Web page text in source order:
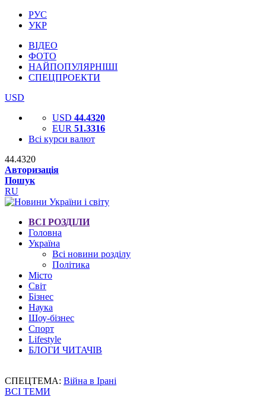
РУС
УКР
ВІДЕО
ФОТО
НАЙПОПУЛЯРНІШІ
СПЕЦПРОЕКТИ
USD
USD 44.4320
EUR 51.3316
Всі курси валют
44.4320
Авторизація
Пошук
RU
ВСІ РОЗДІЛИ
Головна
Україна
Всі новини розділу
Політика
Місто
Світ
Бізнес
Наука
Шоу-бізнес
Спорт
Lifestyle
БЛОГИ ЧИТАЧІВ
СПЕЦТЕМА: Війна в Ірані
ВСІ ТЕМИ